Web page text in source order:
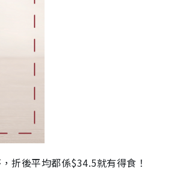
折後平均都係$34.5就有得食！